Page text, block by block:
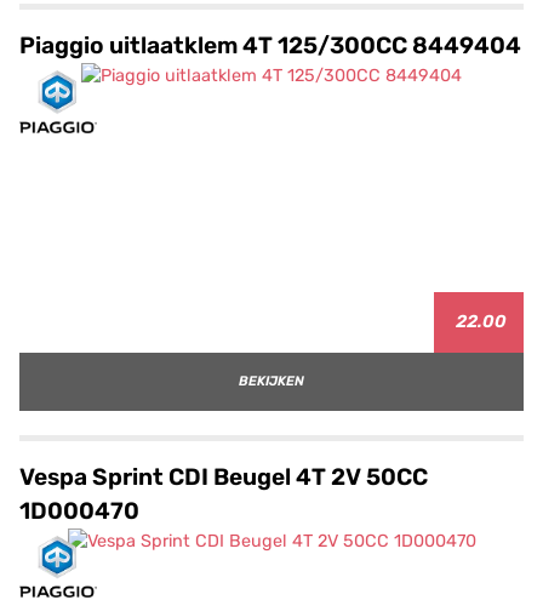
Piaggio uitlaatklem 4T 125/300CC 8449404
22.00
BEKIJKEN
Vespa Sprint CDI Beugel 4T 2V 50CC
1D000470